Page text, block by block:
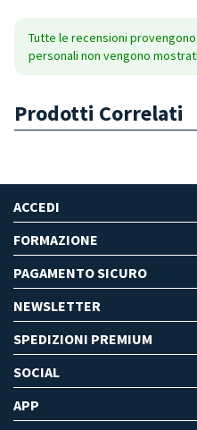
Tutte le recensioni
personali non vengono
Prodotti Correlati
ACCEDI
FORMAZIONE
PAGAMENTO SICURO
NEWSLETTER
SPEDIZIONI PREMIUM
SOCIAL
APP